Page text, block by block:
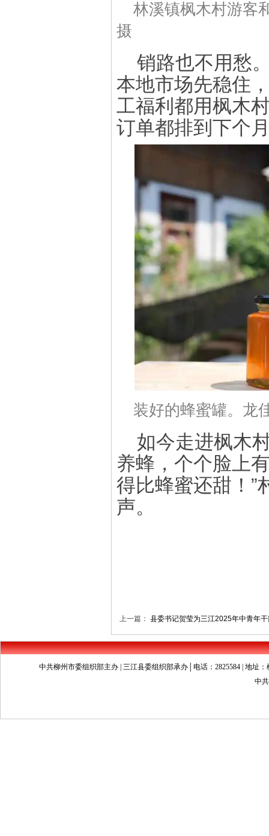
林溪镇枫木村游客
摄
销路也不用愁
本地市场先稳住
工福利都用枫木
订单都排到下个
装好的蜂蜜罐。龙
如今走进枫木
养蜂，个个脸上
得比蜂蜜还甜！”
声。
上一篇： 县委书记贺莹为三江2025年中青年
中共柳州市委组织部主办 | 三江县委组织部承办│电话：2825584 | 地址
中